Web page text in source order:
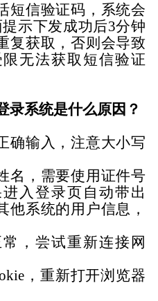
短信验证码，系统会
示下发成功后3分钟
复获取，否则会导致
无法获取短信验证
录系统是什么原因？
确输入，注意大小写
名，需要使用证件号
入登录页自动带出
他系统的用户信息，
，尝试重新连接网
，重新打开浏览器